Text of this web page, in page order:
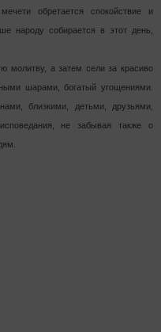
обретается спокойствие и
народу собирается в этот день,
молитву, а затем сели за красиво
шарами, богатый угощениями.
близкими, детьми, друзьями,
не забывая также о